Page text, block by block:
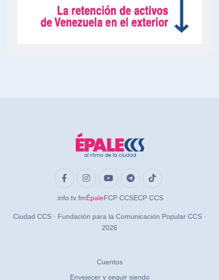
.info .tv .fmÉpaleFCP CCSECP CCS
Ciudad CCS · Fundación para la Comunicación Popular CCS ·
2026
Cuentos
Envejecer y seguir siendo